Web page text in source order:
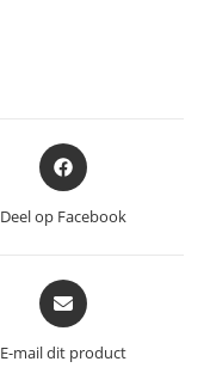
Opent
in
nieuw
Deel op Facebook
Opent
in
een
nieuw
E-mail dit product